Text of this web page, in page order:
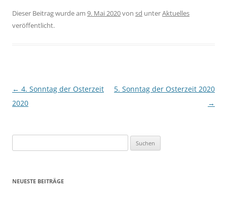
Dieser Beitrag wurde am 9. Mai 2020von sd unterAktuelles
veröffentlicht.
Beitragsnavigation
← 4. Sonntag der Osterzeit
2020
5. Sonntag der Osterzeit 2020
→
nach:
NEUESTE BEITRÄGE